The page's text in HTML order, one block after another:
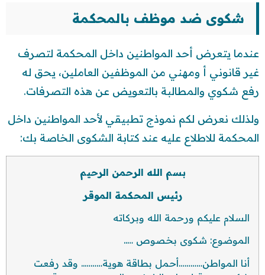
شكوى ضد موظف بالمحكمة
عندما يتعرض أحد المواطنين داخل المحكمة لتصرف
غير قانوني أ ومهني من الموظفين العاملين، يحق له
رفع شكوي والمطالبة بالتعويض عن هذه التصرفات.
ولذلك نعرض لكم نموذج تطبيقي لأحد المواطنين داخل
المحكمة للاطلاع عليه عند كتابة الشكوى الخاصة بك:
بسم الله الرحمن الرحيم
رئيس المحكمة الموقر
السلام عليكم ورحمة الله وبركاته
الموضوع: شكوى بخصوص …..
أنا المواطن…………أحمل بطاقة هوية……….. وقد رفعت